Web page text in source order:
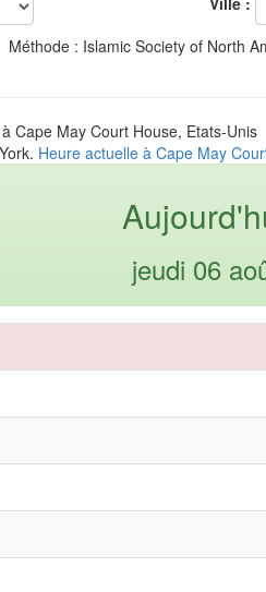
Méthode : Islamic Society of North
Cape May Court House, Etats-Unis
Heure actuelle à Cape May
jeudi 06